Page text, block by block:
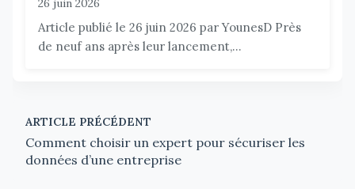
26 juin 2026
Article publié le 26 juin 2026 par YounesD Près
de neuf ans après leur lancement,...
ARTICLE PRÉCÉDENT
Comment choisir un expert pour sécuriser les
données d’une entreprise